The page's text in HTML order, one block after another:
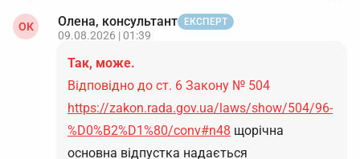
ОК Олена, консультант ЕКСПЕРТ
09.08.2026 | 01:39
Так, може.
Відповідно до ст. 6 Закону № 504
https://zakon.rada.gov.ua/laws/show/504/96-
%D0%B2%D1%80/conv#n48 щорічна
основна відпустка надається